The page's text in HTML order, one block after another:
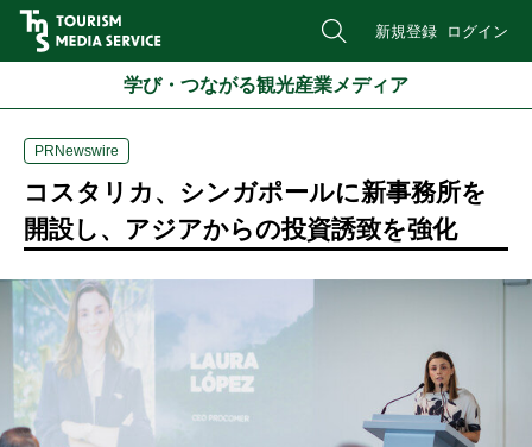
新規登録 ログイン
学び・つながる観光産業メディア
PRNewswire
コスタリカ、シンガポールに新事務所を
開設し、アジアからの投資誘致を強化